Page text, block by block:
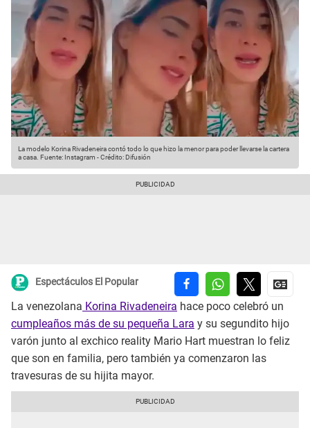
La modelo Korina Rivadeneira contó todo lo que hizo la menor para poder llevarse la cartera
a casa. Fuente: Instagram -Crédito: Difusión
Espectáculos El Popular
La venezolana Korina Rivadeneira hace poco celebró un
cumpleaños más de su pequeña Lara y su segundito hijo
varón junto al exchico reality Mario Hart muestran lo feliz
que son en familia, pero también ya comenzaron las
travesuras de su hijita mayor.